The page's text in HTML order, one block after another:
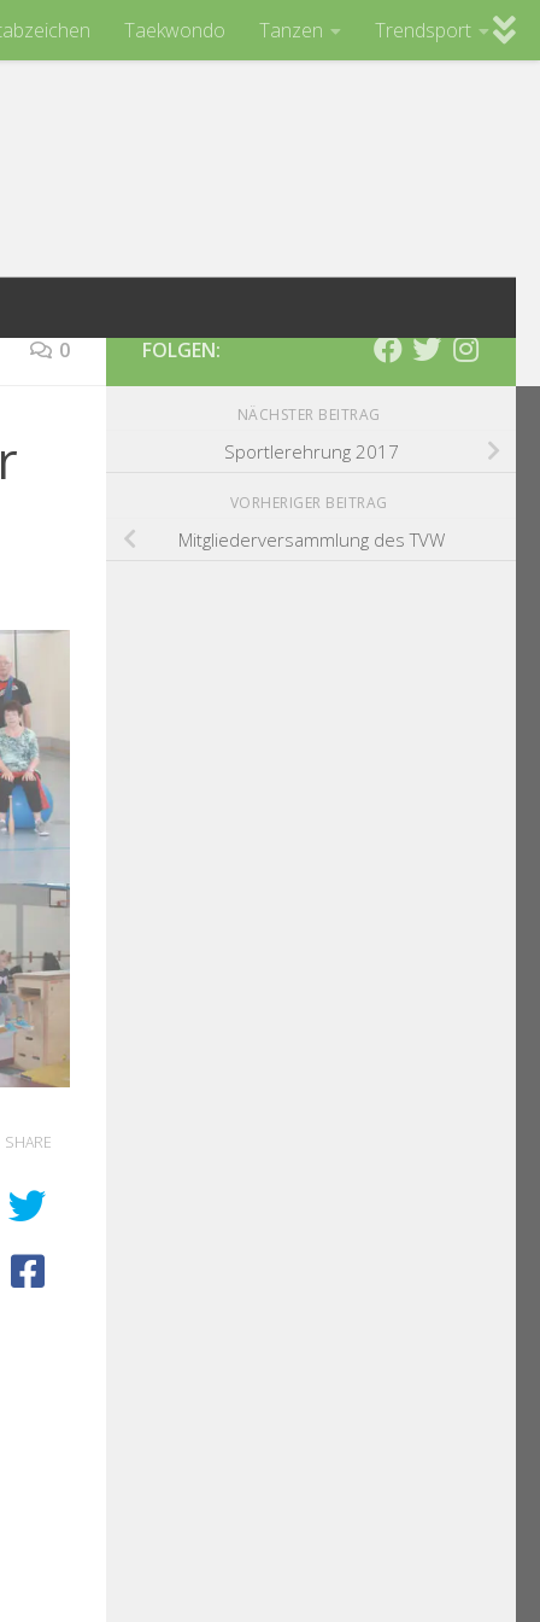
Taekwondo Tanzen Trendsport
0
SHARE
FOLGEN:
NÄCHSTER BEITRAG
Sportlerehrung 2017
VORHERIGER BEITRAG
Mitgliederversammlung des TVW